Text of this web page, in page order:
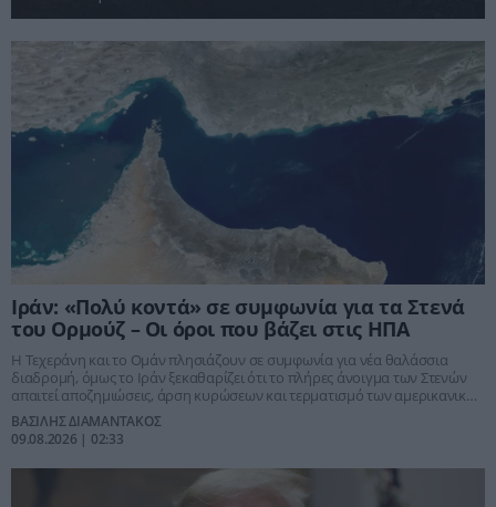
Ιράν: «Πολύ κοντά» σε συμφωνία για τα Στενά
του Ορμούζ – Οι όροι που βάζει στις ΗΠΑ
Η Τεχεράνη και το Ομάν πλησιάζουν σε συμφωνία για νέα θαλάσσια
διαδρομή, όμως το Ιράν ξεκαθαρίζει ότι το πλήρες άνοιγμα των Στενών
απαιτεί αποζημιώσεις, άρση κυρώσεων και τερματισμό των αμερικανικών
πιέσεων.
ΒΑΣΙΛΗΣ ΔΙΑΜΑΝΤΑΚΟΣ
09.08.2026 | 02:33